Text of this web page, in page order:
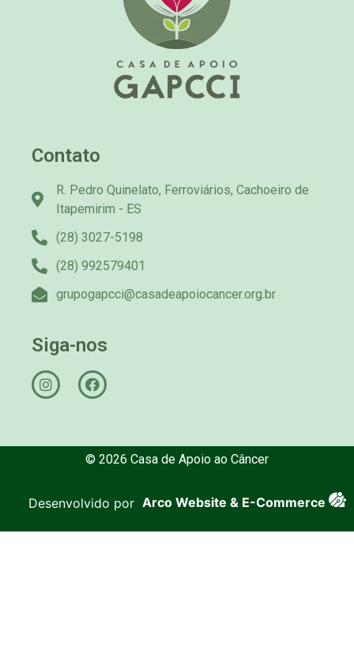
Contato
R. Pedro Quinelato, Ferroviários, Cachoeiro de
Itapemirim - ES
(28) 3027-5198
(28) 992579401
grupogapcci@casadeapoiocancer.org.br
Siga-nos
© 2026 Casa de Apoio ao Câncer
Desenvolvido por Arco Website & E-Commerce